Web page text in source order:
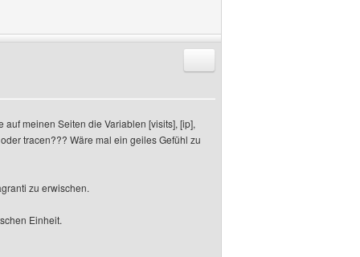
meinen Seiten die Variablen [visits], [ip],
tracen??? Wäre mal ein geiles Gefühl zu
zu erwischen.
Einheit.